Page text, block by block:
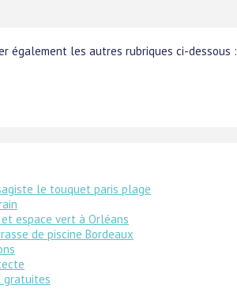
également les autres rubriques ci-dessous :
le touquet paris plage
et espace vert à Orléans
de piscine Bordeaux
gratuites